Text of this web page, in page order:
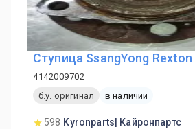
Ступица SsangYong Rexton
4142009702
б.у. оригинал
в наличии
598 Kyronparts| Кайронпартс